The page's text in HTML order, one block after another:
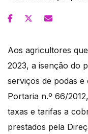
Aos agricultores
2023, a isenção do
serviços de podas e
Portaria n.º 66/
taxas e tarifas a
prestados pela